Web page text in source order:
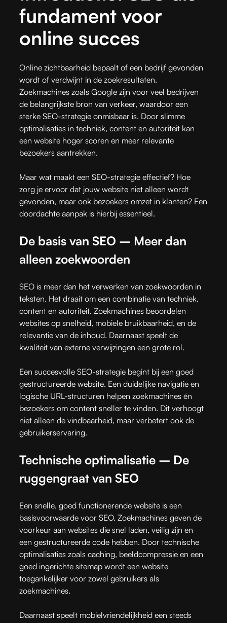
fundament voor
online succes
Online zichtbaarheid bepaalt of een bedrijf gevonden
wordt of verdwijnt in de zoekresultaten.
Zoekmachines zoals Google zijn voor veel bedrijven
de belangrijkste bron van verkeer, waardoor een
sterke SEO-strategie onmisbaar is. Door slimme
optimalisaties in techniek, content en autoriteit kan
een website hoger scoren en meer relevante
bezoekers aantrekken.
Maar wat maakt een SEO-strategie effectief? Hoe
zorg je ervoor dat jouw website niet alleen wordt
gevonden, maar ook bezoekers omzet in klanten? Een
doordachte aanpak is hierbij essentieel.
De basis van SEO – Meer dan
alleen zoekwoorden
SEO is meer dan het verwerken van zoekwoorden in
teksten. Het draait om een combinatie van techniek,
content en autoriteit. Zoekmachines beoordelen
websites op snelheid, mobiele bruikbaarheid, en de
relevantie van de inhoud. Daarnaast speelt de
kwaliteit van externe verwijzingen een grote rol.
Een succesvolle SEO-strategie begint bij een goed
gestructureerde website. Een duidelijke navigatie en
logische URL-structuren helpen zoekmachines én
bezoekers om content sneller te vinden. Dit verhoogt
niet alleen de vindbaarheid, maar verbetert ook de
gebruikerservaring.
Technische optimalisatie – De
ruggengraat van SEO
Een snelle, goed functionerende website is een
basisvoorwaarde voor SEO. Zoekmachines geven de
voorkeur aan websites die snel laden, veilig zijn en
een gestructureerde code hebben. Door technische
optimalisaties zoals caching, beeldcompressie en een
goed ingerichte sitemap wordt een website
toegankelijker voor zowel gebruikers als
zoekmachines.
Daarnaast speelt mobielvriendelijkheid een steeds